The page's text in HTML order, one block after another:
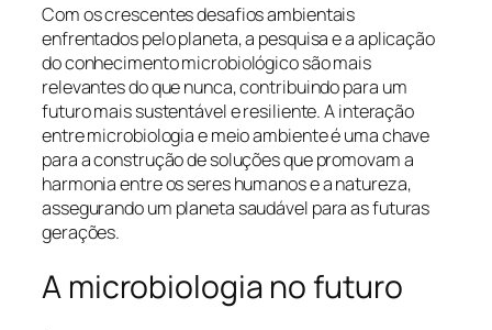
Com os crescentes desafios ambientais
enfrentados pelo planeta, a pesquisa e a aplicação
do conhecimento microbiológico são mais
relevantes do que nunca, contribuindo para um
futuro mais sustentável e resiliente. A interação
entre microbiologia e meio ambiente é uma chave
para a construção de soluções que promovam a
harmonia entre os seres humanos e a natureza,
assegurando um planeta saudável para as futuras
gerações.
A microbiologia no futuro